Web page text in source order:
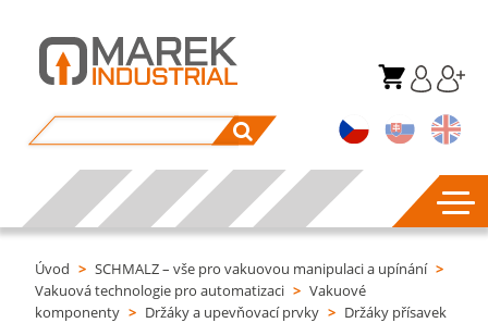
Úvod > SCHMALZ – vše pro vakuovou manipulaci a upínání >
Vakuová technologie pro automatizaci > Vakuové
komponenty > Držáky a upevňovací prvky > Držáky přísavek